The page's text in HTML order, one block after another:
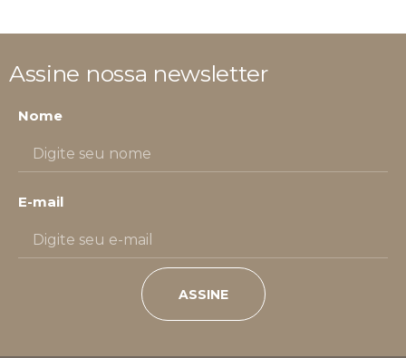
Assine nossa newsletter
Nome
E-mail
ASSINE